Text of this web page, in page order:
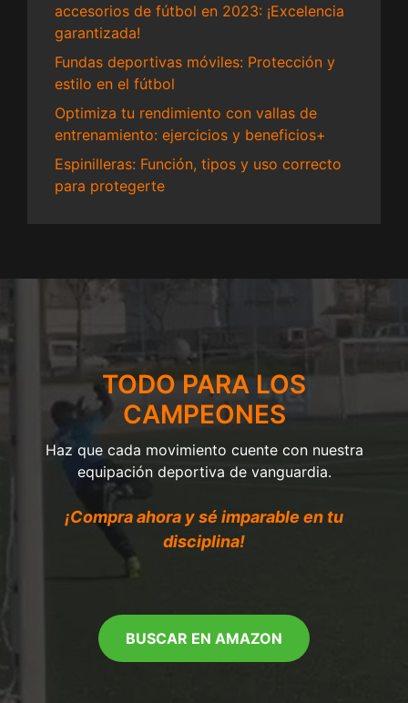
accesorios de fútbol en 2023: ¡Excelencia
garantizada!
Fundas deportivas móviles: Protección y
estilo en el fútbol
Optimiza tu rendimiento con vallas de
entrenamiento: ejercicios y beneficios+
Espinilleras: Función, tipos y uso correcto
para protegerte
TODO PARA LOS
CAMPEONES
Haz que cada movimiento cuente con nuestra
equipación deportiva de vanguardia.
¡Compra ahora y sé imparable en tu
disciplina!
BUSCAR EN AMAZON